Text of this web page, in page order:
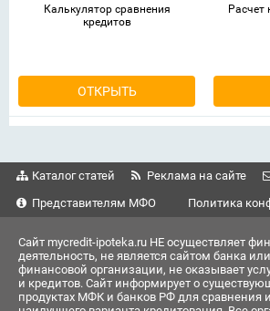
Калькулятор сравнения
кредитов
ОТКРЫТЬ
Расчет
Каталог статей Реклама на сайте
Представителям МФО
Политика
Сайт mycredit-ipoteka.ru НЕ осуществляет
деятельность, не является сайтом банка
финансовой организации, не оказывает
и кредитов. Сайт информирует о
продуктах МФК и банков РФ для сравнения